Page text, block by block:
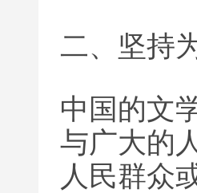
二、坚持
中国的文
与广大的
人民群众